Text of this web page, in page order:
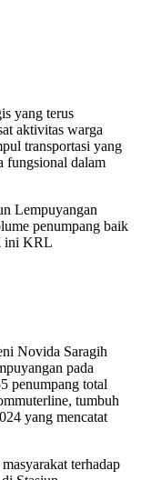
yang terus
aktivitas warga
transportasi yang
fungsional dalam
Lempuyangan
penumpang baik
ini KRL
Novida Saragih
pada
penumpang total
tumbuh
yang mencatat
terhadap